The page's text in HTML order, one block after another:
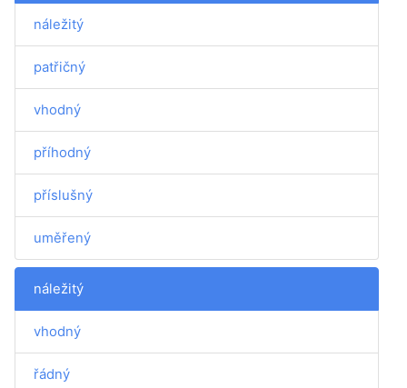
náležitý
patřičný
vhodný
příhodný
příslušný
uměřený
náležitý
vhodný
řádný